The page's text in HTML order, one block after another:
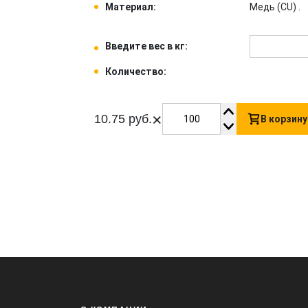
Материал:
Медь (CU) .
Введите вес в кг:
Количество:
10.75 руб.× В корзину